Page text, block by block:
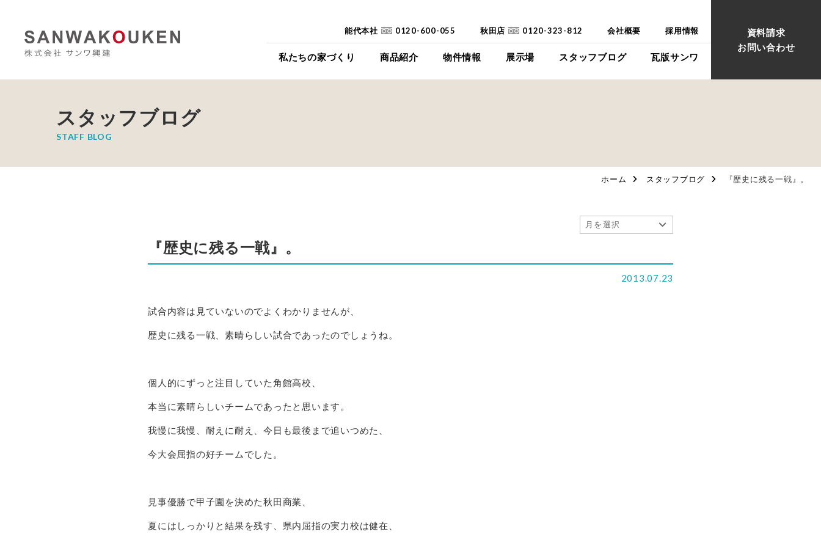
私たちの家づくり
コンセプト
商品紹介
イイイエ
物件情報 展示場
下瀬平屋モデルハウス
スタッフブログ 瓦版サンワ
会社概要 採用情報
能代本社 0120-600-055 秋田店 0120-323-812
資料請求
お問い合わせ
スタッフブログ
STAFF BLOG
ホーム スタッフブログ 『歴史に残る一戦』。
『歴史に残る一戦』。
2013.07.23
試合内容は見ていないのでよくわかりませんが、
歴史に残る一戦、素晴らしい試合であったのでしょうね。
個人的にずっと注目していた角館高校、
本当に素晴らしいチームであったと思います。
我慢に我慢、耐えに耐え、今日も最後まで追いつめた、
今大会屈指の好チームでした。
見事優勝で甲子園を決めた秋田商業、
夏にはしっかりと結果を残す、県内屈指の実力校は健在、